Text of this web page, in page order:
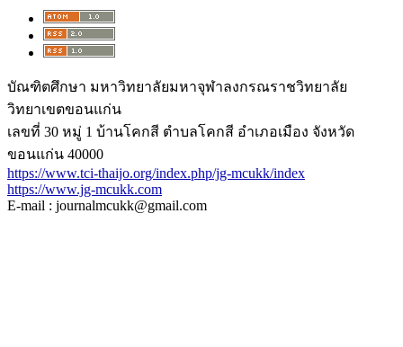
บัณฑิตศึกษา มหาวิทยาลัยมหาจุฬาลงกรณราชวิทยาลัย
วิทยาเขตขอนแก่น
เลขที่ 30 หมู่ 1 บ้านโคกสี ตำบลโคกสี อำเภอเมือง จังหวัด
ขอนแก่น 40000
https://www.tci-thaijo.org/index.php/jg-mcukk/index
https://www.jg-mcukk.com
E-mail : journalmcukk@gmail.com